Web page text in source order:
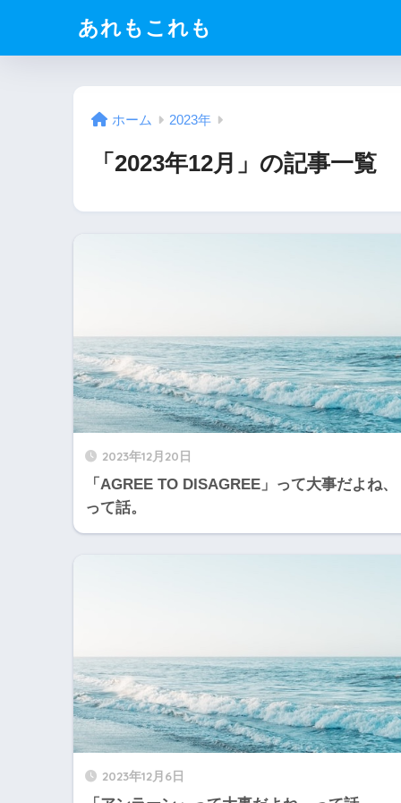
あれもこれも
ホーム 2023年
「2023年12月」の記事一覧
2023年12月20日
「AGREE TO DISAGREE」って大事だよね、
って話。
2023年12月6日